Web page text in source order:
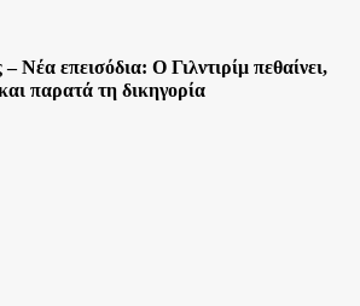
Νέα επεισόδια: Ο Γιλντιρίμ πεθαίνει,
παρατά τη δικηγορία